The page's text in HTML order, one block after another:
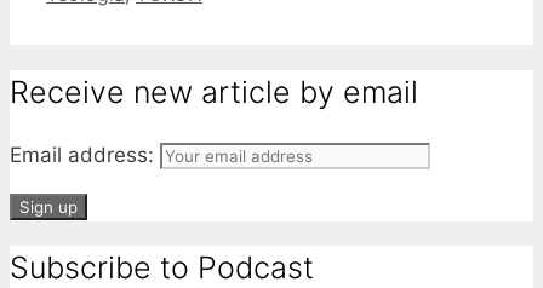
Receive new article by email
Email address:
Subscribe to Podcast